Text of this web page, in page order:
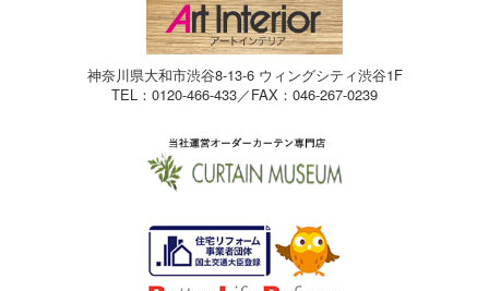
神奈川県大和市渋谷8-13-6 ウィングシティ渋谷1F
TEL：0120-466-433／FAX：046-267-0239